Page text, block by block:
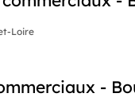
Loire
-